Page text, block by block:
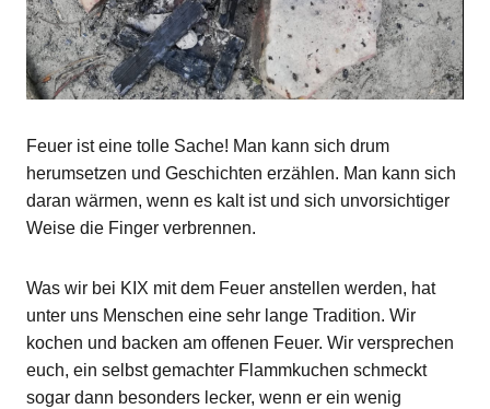
Feuer ist eine tolle Sache! Man kann sich drum
herumsetzen und Geschichten erzählen. Man kann sich
daran wärmen, wenn es kalt ist und sich unvorsichtiger
Weise die Finger verbrennen.
Was wir bei KIX mit dem Feuer anstellen werden, hat
unter uns Menschen eine sehr lange Tradition. Wir
kochen und backen am offenen Feuer. Wir versprechen
euch, ein selbst gemachter Flammkuchen schmeckt
sogar dann besonders lecker, wenn er ein wenig